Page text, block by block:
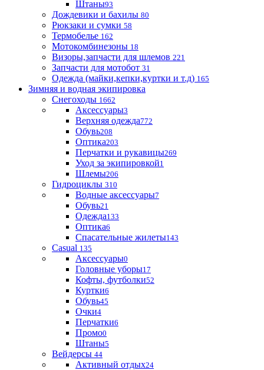
Штаны93
Дождевики и бахилы 80
Рюкзаки и сумки 58
Термобелье 162
Мотокомбинезоны 18
Визоры,запчасти для шлемов 221
Запчасти для мотобот 31
Одежда (майки,кепки,куртки и т.д) 165
Зимняя и водная экипировка
Снегоходы 1662
Аксессуары3
Верхняя одежда772
Обувь208
Оптика203
Перчатки и рукавицы269
Уход за экипировкой1
Шлемы206
Гидроциклы 310
Водные аксессуары7
Обувь21
Одежда133
Оптика6
Спасательные жилеты143
Casual 135
Аксессуары0
Головные уборы17
Кофты, футболки52
Куртки6
Обувь45
Очки4
Перчатки6
Промо0
Штаны5
Вейдерсы 44
Активный отдых24